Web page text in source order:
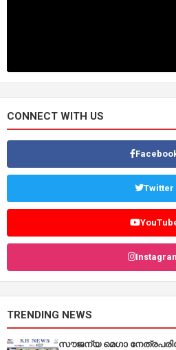
CONNECT WITH US
Twitter
TRENDING NEWS
സൗജന്യ മെഗാ